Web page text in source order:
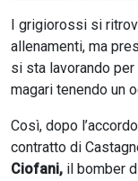
I grigiorossi si
allenamenti, ma
si sta lavorando
magari tenendo un
Così, dopo
contratto di
Ciofani, il bomber